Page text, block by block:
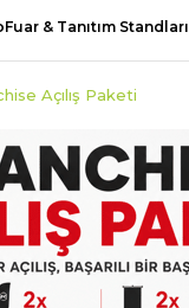
Fuar & Tanıtım Standları
Açılış Paketi